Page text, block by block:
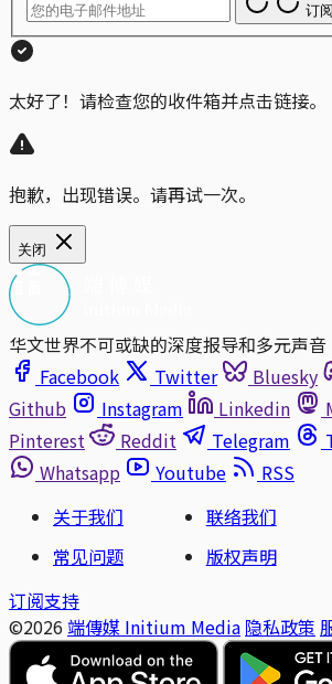
订阅
太好了！请检查您的收件箱并点击链接。
抱歉，出现错误。请再试一次。
关闭
华文世界不可或缺的深度报导和多元声音
Facebook
Twitter Bluesky
Github
Instagram Linkedin
Pinterest
Reddit Telegram
Whatsapp
Youtube
RSS
关于我们
联络我们
常见问题
版权声明
订阅支持
©2026 端傳媒 Initium Media 隐私政策